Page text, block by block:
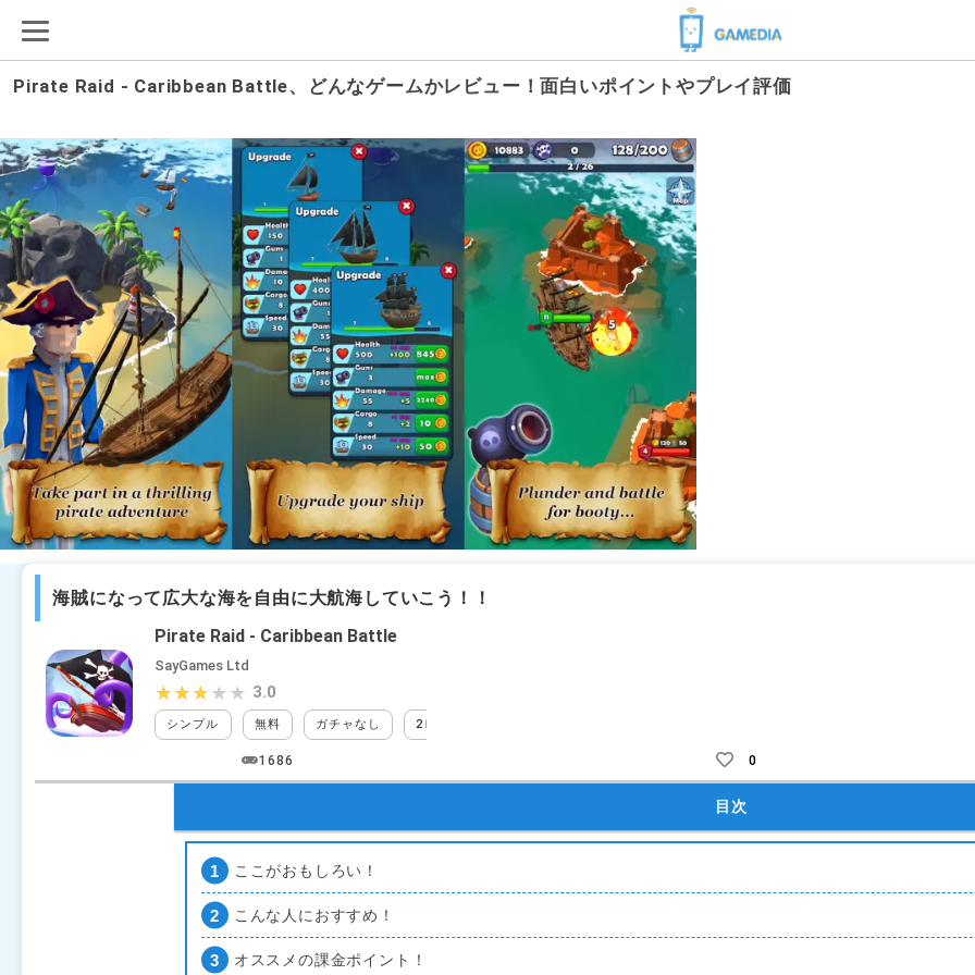
Pirate Raid - Caribbean Battle、どんなゲームかレビュー！面白いポイントやプレイ評価
海賊になって広大な海を自由に大航海していこう！！
Pirate Raid - Caribbean Battle
SayGames Ltd
シンプル 無料 ガチャなし 2Ｄ
★★★★★
★★★★★ 3.0
1686 0
目次
ここがおもしろい！
こんな人におすすめ！
オススメの課金ポイント！